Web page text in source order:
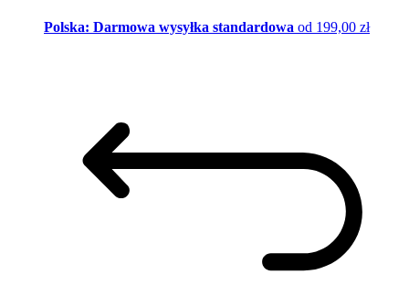
Polska: Darmowa wysyłka standardowa od 199,00 zł